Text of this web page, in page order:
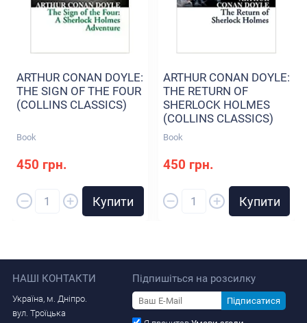
ARTHUR CONAN DOYLE:
THE SIGN OF THE FOUR
(COLLINS CLASSICS)
Book
450 грн.
– + Купити
ARTHUR CONAN DOYLE:
THE RETURN OF
SHERLOCK HOLMES
(COLLINS CLASSICS)
Book
450 грн.
– + Купити
НАШІ КОНТАКТИ
Україна, м. Дніпро.
вул. Троїцька
Підпишіться на розсилку
Підписатися